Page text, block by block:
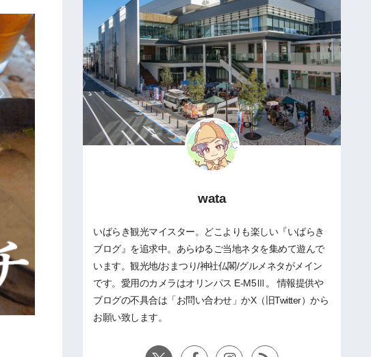
wata
いばらき観光マイスター。どこよりも楽しい『いばらき
ブログ』を追求中。あらゆるご当地ネタを集めて遊んで
います。観光地/おまつり/神社仏閣/グルメネタがメイン
です。愛用のカメラはオリンパス E-M5Ⅲ。 情報提供や
ブログの不具合は「お問い合わせ」かX（旧Twitter）から
お願い致します。